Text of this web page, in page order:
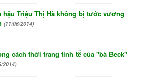
hậu Triệu Thị Hà không bị tước vương
(11/06/2014)
cách thời trang tinh tế của "bà Beck"
2014)